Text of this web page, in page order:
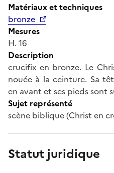
Matériaux et techniques
bronze
Mesures
H. 16
Description
crucifix en bronze. Le
nouée à la ceinture. Sa
en avant et ses pieds sont
Sujet représenté
scène biblique (Christ en
Statut juridique